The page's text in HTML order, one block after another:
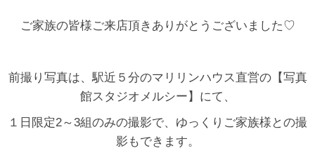
ご家族の皆様ご来店頂きありがとうございました♡
前撮り写真は、駅近５分のマリリンハウス直営の【写真
館スタジオメルシー】にて、
１日限定2～3組のみの撮影で、ゆっくりご家族様との撮
影もできます。